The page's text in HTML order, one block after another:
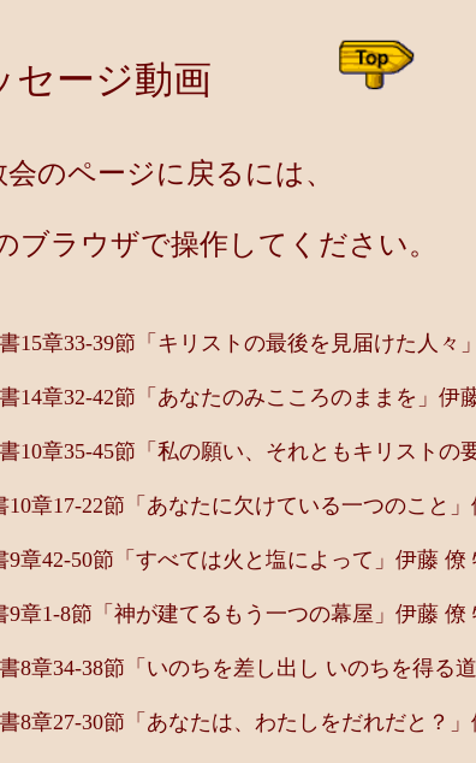
ージ動画
ページに戻るには、
ザで操作してください。
15章33-39節「キリストの最後を見届けた人々
14章32-42節「あなたのみこころのままを」伊
10章35-45節「私の願い、それともキリストの
章17-22節「あなたに欠けている一つのこと
章42-50節「すべては火と塩によって」伊藤 僚
章1-8節「神が建てるもう一つの幕屋」伊藤 僚
8章34-38節「いのちを差し出し いのちを得る
8章27-30節「あなたは、わたしをだれだと？